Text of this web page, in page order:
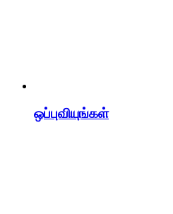
ஒப்புவியுங்கள்